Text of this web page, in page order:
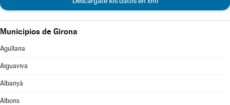
Municipios de Girona
Agullana
Aiguaviva
Albanyà
Albons